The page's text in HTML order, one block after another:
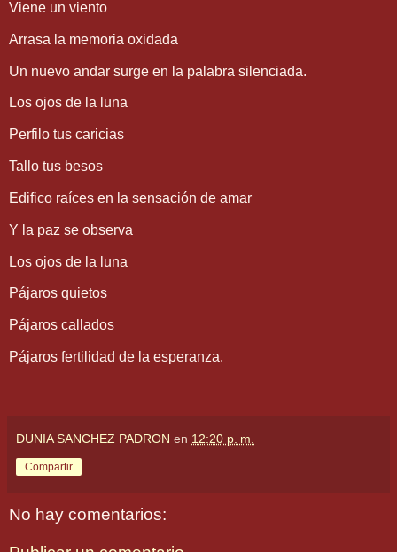
Viene un viento
Arrasa la memoria oxidada
Un nuevo andar surge en la palabra silenciada.
Los ojos de la luna
Perfilo tus caricias
Tallo tus besos
Edifico raíces en la sensación de amar
Y la paz se observa
Los ojos de la luna
Pájaros quietos
Pájaros callados
Pájaros fertilidad de la esperanza.
DUNIA SANCHEZ PADRON en 12:20 p. m.
Compartir
No hay comentarios: